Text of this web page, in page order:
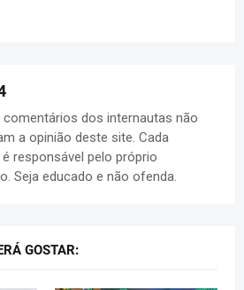
comentários dos internautas não
a opinião deste site. Cada
responsável pelo próprio
Seja educado e não ofenda.
GOSTAR: